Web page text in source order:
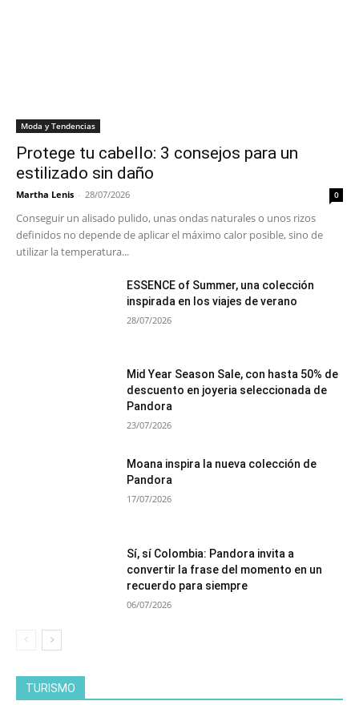
Moda y Tendencias
Protege tu cabello: 3 consejos para un
estilizado sin daño
Martha Lenis - 28/07/2026 0
Conseguir un alisado pulido, unas ondas naturales o unos rizos
definidos no depende de aplicar el máximo calor posible, sino de
utilizar la temperatura...
ESSENCE of Summer, una colección
inspirada en los viajes de verano
28/07/2026
Mid Year Season Sale, con hasta 50% de
descuento en joyeria seleccionada de
Pandora
23/07/2026
Moana inspira la nueva colección de
Pandora
17/07/2026
Sí, sí Colombia: Pandora invita a
convertir la frase del momento en un
recuerdo para siempre
06/07/2026
TURISMO